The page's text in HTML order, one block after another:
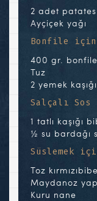
2 adet patates
Ayçiçek yağı
Bonfile için
400 gr.
Tuz
2 yemek
Salçalı Sos
1 tatlı kaşığı
½ su bardağı
Süslemek
Toz
Maydanoz
Kuru nane